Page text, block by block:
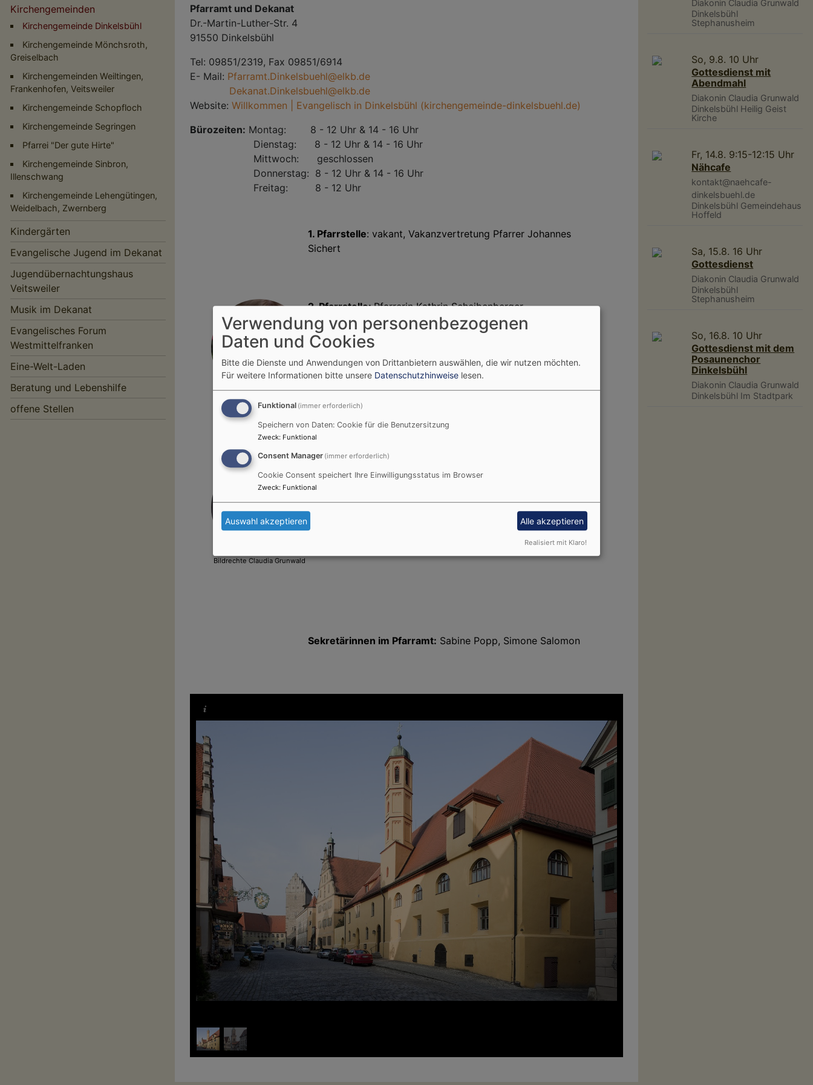
Hauptnavigation
Kirchengemeinden
Kirchengemeinde Dinkelsbühl
Kirchengemeinde Mönchsroth,
Greiselbach
Kirchengemeinden Weiltingen,
Frankenhofen, Veitsweiler
Kirchengemeinde Schopfloch
Kirchengemeinde Segringen
Pfarrei "Der gute Hirte"
Kirchengemeinde Sinbron,
Illenschwang
Kirchengemeinde Lehengütingen,
Weidelbach, Zwernberg
Kindergärten
Evangelische Jugend im Dekanat
Jugendübernachtungshaus
Veitsweiler
Musik im Dekanat
Evangelisches Forum
Westmittelfranken
Eine-Welt-Laden
Beratung und Lebenshilfe
offene Stellen
Pfarramt und Dekanat
Dr.-Martin-Luther-Str. 4
91550 Dinkelsbühl
Tel: 09851/2319, Fax 09851/6914
E- Mail: Pfarramt.Dinkelsbuehl@elkb.de
Dekanat.Dinkelsbuehl@elkb.de
Website:Willkommen | Evangelisch in Dinkelsbühl (kirchengemeinde-dinkelsbuehl.de)
Bürozeiten: Montag: 8 - 12 Uhr & 14 - 16 Uhr
Dienstag: 8 - 12 Uhr & 14 - 16 Uhr
Mittwoch: geschlossen
Donnerstag: 8 - 12 Uhr & 14 - 16 Uhr
Freitag: 8 - 12 Uhr
1. Pfarrstelle: vakant, Vakanzvertretung Pfarrer Johannes
Sichert
Bildrechte Gemeinde
Dinkelsbühl
2. Pfarrstelle:Pfarrerin Kathrin Scheibenberger
Bildrechte Claudia Grunwald
Sekretärinnen im Pfarramt: Sabine Popp, Simone Salomon
Diakonin Claudia Grunwald
Dinkelsbühl
Stephanusheim
So, 9.8. 10 Uhr
Gottesdienst mit
Abendmahl
Diakonin Claudia Grunwald
Dinkelsbühl Heilig Geist
Kirche
Fr, 14.8. 9:15-12:15 Uhr
Nähcafe
kontakt@naehcafe-
dinkelsbuehl.de
Dinkelsbühl Gemeindehaus
Hoffeld
Sa, 15.8. 16 Uhr
Gottesdienst
Diakonin Claudia Grunwald
Dinkelsbühl
Stephanusheim
So, 16.8. 10 Uhr
Gottesdienst mit dem
Posaunenchor
Dinkelsbühl
Diakonin Claudia Grunwald
Dinkelsbühl Im Stadtpark
Verwendung von personenbezogenen
Daten und Cookies
Bitte die Dienste und Anwendungen von Drittanbietern auswählen, die wir nutzen möchten.
Für weitere Informationen bitte unsere Datenschutzhinweise lesen.
Funktional (immer erforderlich)
Speichern von Daten: Cookie für die Benutzersitzung
Zweck: Funktional
Consent Manager (immer erforderlich)
Cookie Consent speichert Ihre Einwilligungsstatus im Browser
Zweck: Funktional
Auswahl akzeptieren Alle akzeptieren
Realisiert mit Klaro!